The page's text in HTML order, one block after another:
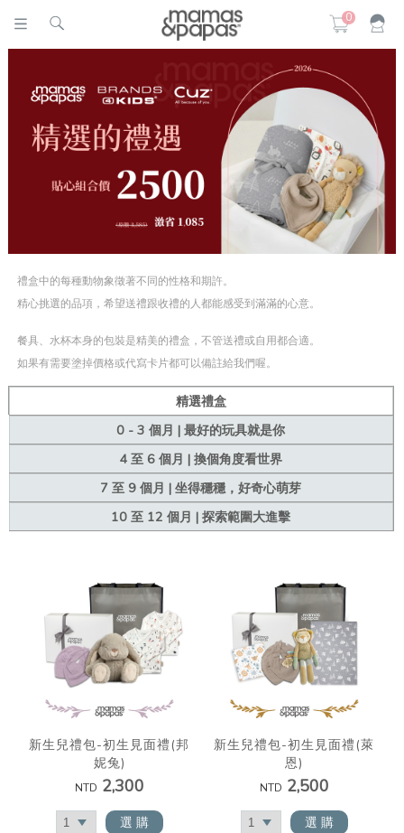
0
禮盒中的每種動物象徵著不同的性格和期許。
精心挑選的品項，希望送禮跟收禮的人都能感受到滿滿的心意。
餐具、水杯本身的包裝是精美的禮盒，不管送禮或自用都合適。
如果有需要塗掉價格或代寫卡片都可以備註給我們喔。
精選禮盒
0 - 3 個月 | 最好的玩具就是你
4 至 6 個月 | 換個角度看世界
7 至 9 個月 | 坐得穩穩，好奇心萌芽
10 至 12 個月 | 探索範圍大進擊
新生兒禮包-初生見面禮(邦
妮兔)
NTD 2,300
選 購
新生兒禮包-初生見面禮(萊
恩)
NTD 2,500
選 購